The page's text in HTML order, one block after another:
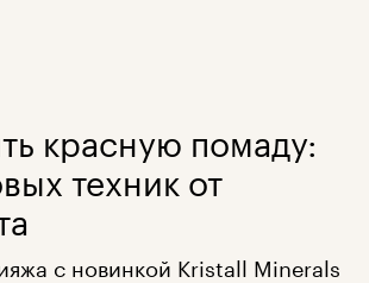
красную помаду:
техник от
с новинкой Kristall Minerals